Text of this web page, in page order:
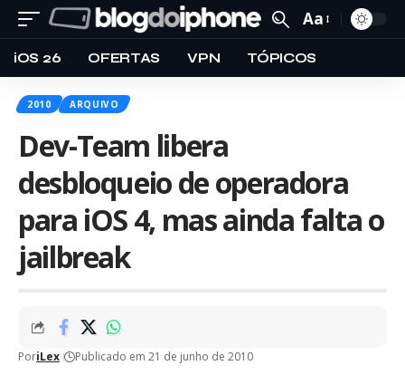
Aa
iOS 26 OFERTAS VPN TÓPICOS
2010 ARQUIVO
Dev-Team libera
desbloqueio de operadora
para iOS 4, mas ainda falta o
jailbreak
PoriLex Publicado em 21 de junho de 2010